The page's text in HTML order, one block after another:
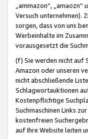
„ammazon“,
Versuch unternehmen).
sorgen, dass von uns
Werbeinhalte im
vorausgesetzt die
(f) Sie werden nicht auf
Amazon oder unseren
nicht abschließende
Schlagwortauktionen
Kostenpflichtige
Suchmaschinen Links
kostenfreien
auf Ihre Website leiten